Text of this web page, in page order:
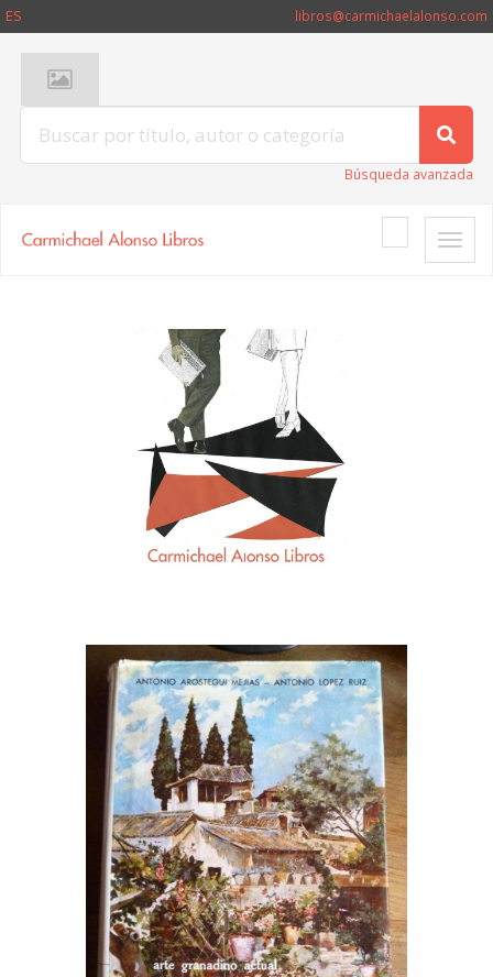
ES libros@carmichaelalonso.com
Búsqueda avanzada
Toggle